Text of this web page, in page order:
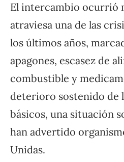
El intercambio ocurrió
atraviesa una de las
los últimos años,
apagones, escasez de
combustible y
deterioro sostenido de
básicos, una situación
han advertido
Unidas.